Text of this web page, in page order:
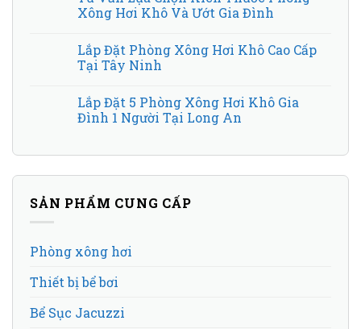
Xông Hơi Khô Và Ướt Gia Đình
Lắp Đặt Phòng Xông Hơi Khô Cao Cấp
Tại Tây Ninh
Lắp Đặt 5 Phòng Xông Hơi Khô Gia
Đình 1 Người Tại Long An
SẢN PHẨM CUNG CẤP
Phòng xông hơi
Thiết bị bể bơi
Bể Sục Jacuzzi